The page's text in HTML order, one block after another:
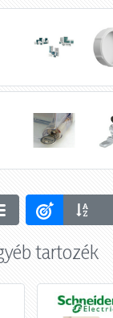
tartozék